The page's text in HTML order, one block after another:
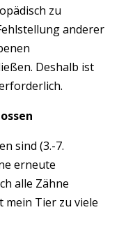
zu
anderer
Deshalb ist
sind (3.-7.
erneute
alle Zähne
mein Tier zu viele